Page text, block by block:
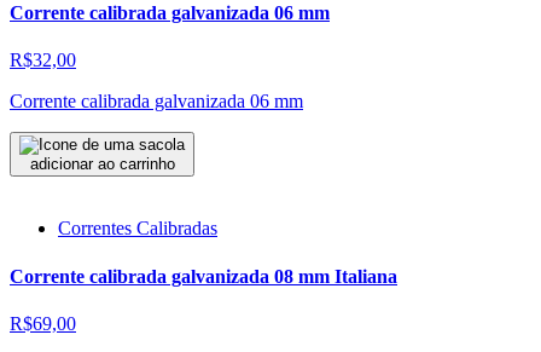
Corrente calibrada galvanizada 06 mm
R$32,00
Corrente calibrada galvanizada 06 mm
adicionar ao carrinho
Correntes Calibradas
Corrente calibrada galvanizada 08 mm Italiana
R$69,00